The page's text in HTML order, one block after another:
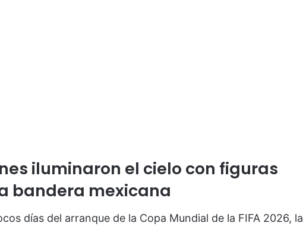
iluminaron el cielo con figuras
bandera mexicana
días del arranque de la Copa Mundial de la FIFA 2026, la